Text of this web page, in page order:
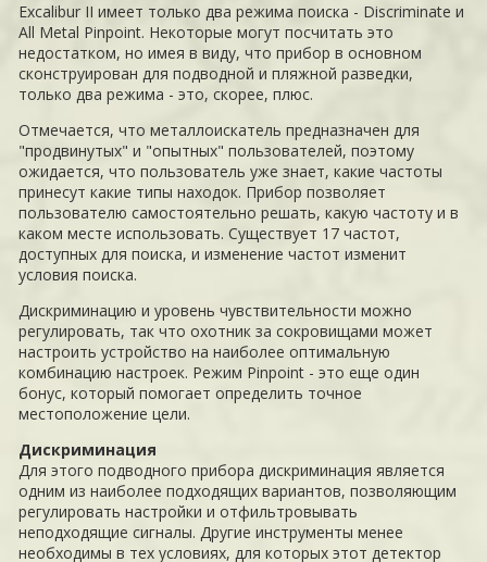
Excalibur II имеет только два режима поиска - Discriminate и
All Metal Pinpoint. Некоторые могут посчитать это
недостатком, но имея в виду, что прибор в основном
сконструирован для подводной и пляжной разведки,
только два режима - это, скорее, плюс.
Отмечается, что металлоискатель предназначен для
"продвинутых" и "опытных" пользователей, поэтому
ожидается, что пользователь уже знает, какие частоты
принесут какие типы находок. Прибор позволяет
пользователю самостоятельно решать, какую частоту и в
каком месте использовать. Существует 17 частот,
доступных для поиска, и изменение частот изменит
условия поиска.
Дискриминацию и уровень чувствительности можно
регулировать, так что охотник за сокровищами может
настроить устройство на наиболее оптимальную
комбинацию настроек. Режим Pinpoint - это еще один
бонус, который помогает определить точное
местоположение цели.
Дискриминация
Для этого подводного прибора дискриминация является
одним из наиболее подходящих вариантов, позволяющим
регулировать настройки и отфильтровывать
неподходящие сигналы. Другие инструменты менее
необходимы в тех условиях, для которых этот детектор